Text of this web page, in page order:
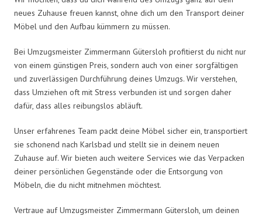
neues Zuhause freuen kannst, ohne dich um den Transport deiner
Möbel und den Aufbau kümmern zu müssen.
Bei Umzugsmeister Zimmermann Gütersloh profitierst du nicht nur
von einem günstigen Preis, sondern auch von einer sorgfältigen
und zuverlässigen Durchführung deines Umzugs. Wir verstehen,
dass Umziehen oft mit Stress verbunden ist und sorgen daher
dafür, dass alles reibungslos abläuft.
Unser erfahrenes Team packt deine Möbel sicher ein, transportiert
sie schonend nach Karlsbad und stellt sie in deinem neuen
Zuhause auf. Wir bieten auch weitere Services wie das Verpacken
deiner persönlichen Gegenstände oder die Entsorgung von
Möbeln, die du nicht mitnehmen möchtest.
Vertraue auf Umzugsmeister Zimmermann Gütersloh, um deinen